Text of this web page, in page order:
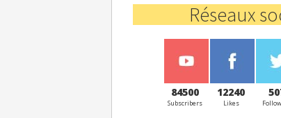
Réseaux
84500
Subscribers
12240
Likes